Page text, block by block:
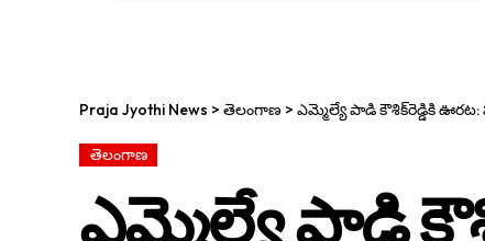
Praja Jyothi News > తెలంగాణ > ఎమ్మెల్యే పాడి కౌశిక్‌రెడ్డికి
తెలంగాణ
ఎమ్మెల్యే పాడి